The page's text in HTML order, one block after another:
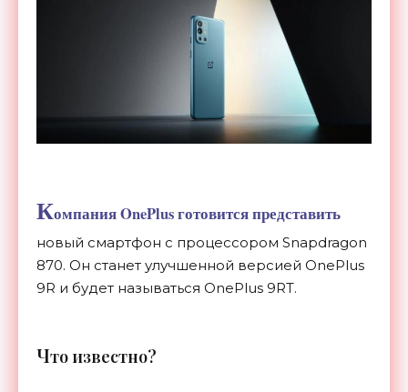
Компания OnePlus готовится представить
новый смартфон с процессором Snapdragon
870. Он станет улучшенной версией OnePlus
9R и будет называться OnePlus 9RT.
Что известно?